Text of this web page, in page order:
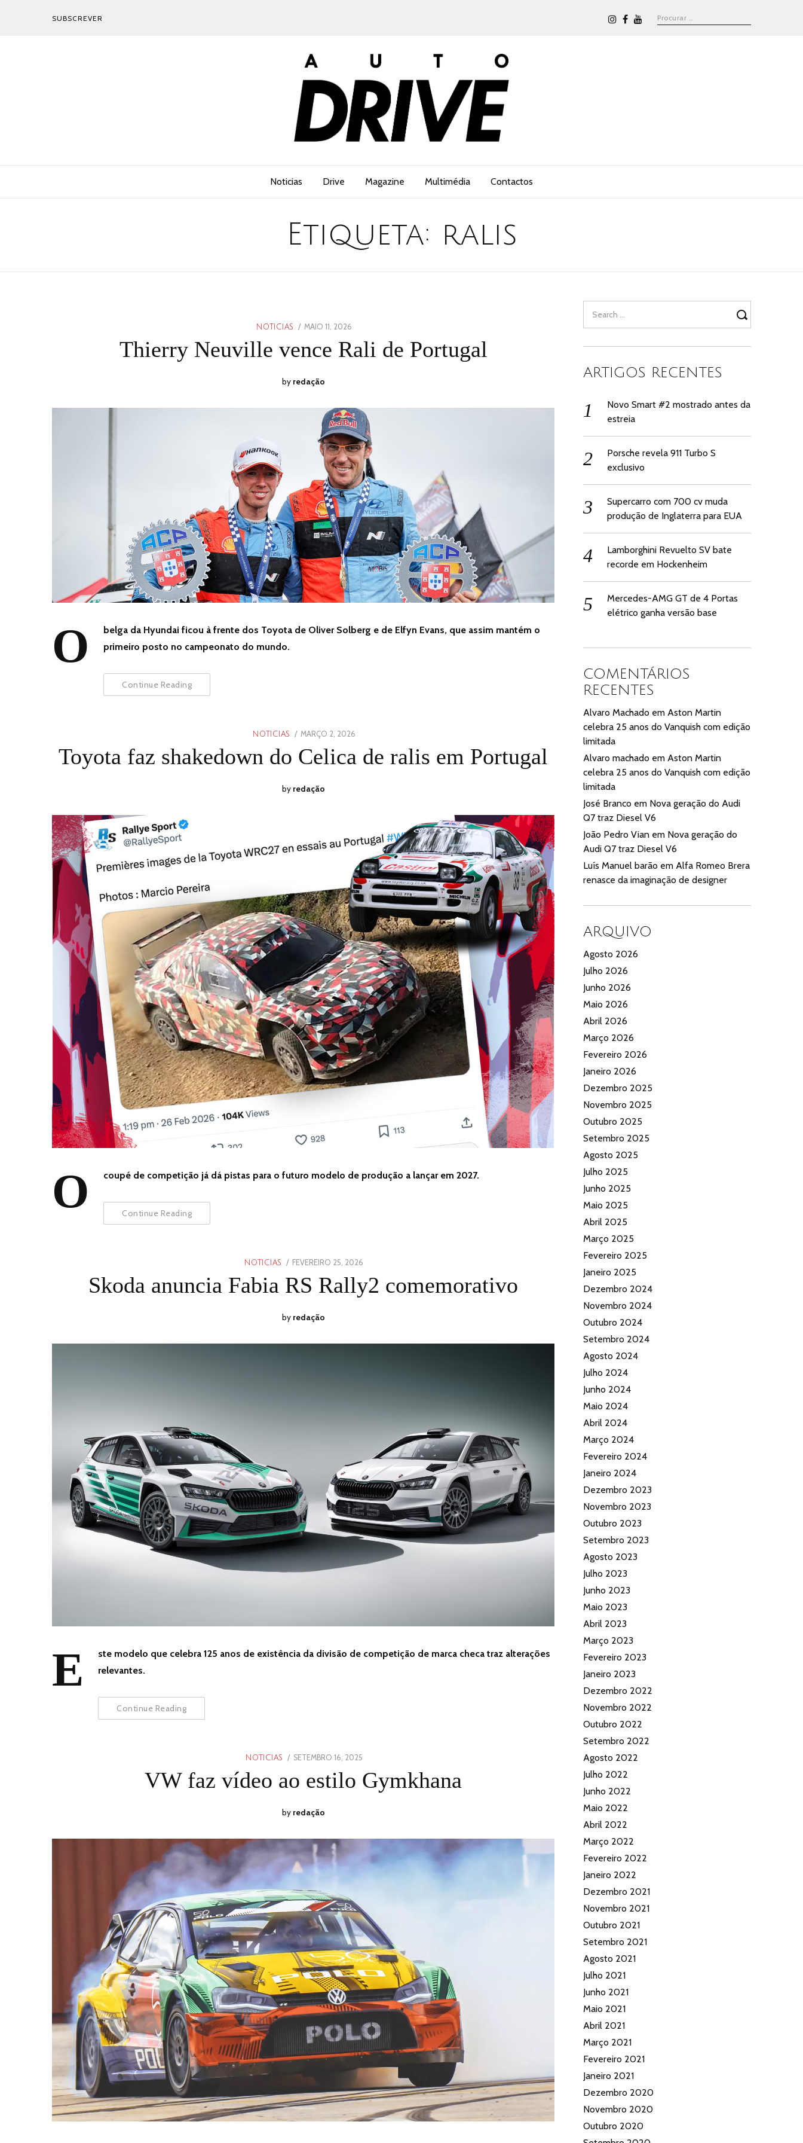
SUBSCREVER
Noticias Drive Magazine Multimédia Contactos
Etiqueta: ralis
NOTICIAS
POSTED
MAIO 11, 2026
2026
Thierry Neuville vence Rali de Portugal
by redação
O
belga da Hyundai ficou à frente dos Toyota de Oliver Solberg e de Elfyn Evans, que assim mantém o
primeiro posto no campeonato do mundo.
Continue Reading
NOTICIAS
POSTED
MARÇO 2, 2026
2026
Toyota faz shakedown do Celica de ralis em Portugal
by redação
O coupé de competição já dá pistas para o futuro modelo de produção a lançar em 2027.
Continue Reading
NOTICIAS
POSTED
ON
FEVEREIRO 25, 2026
25,
2026
Skoda anuncia Fabia RS Rally2 comemorativo
by redação
E
ste modelo que celebra 125 anos de existência da divisão de competição de marca checa traz alterações
relevantes.
Continue Reading
NOTICIAS
POSTED
SETEMBRO 16, 2025
16,
2025
VW faz vídeo ao estilo Gymkhana
by redação
for:
ARTIGOS RECENTES
Novo Smart #2 mostrado antes da
estreia
Porsche revela 911 Turbo S
exclusivo
Supercarro com 700 cv muda
produção de Inglaterra para EUA
Lamborghini Revuelto SV bate
recorde em Hockenheim
Mercedes-AMG GT de 4 Portas
elétrico ganha versão base
COMENTÁRIOS
RECENTES
Alvaro Machado emAston Martin
celebra 25 anos do Vanquish com edição
limitada
Alvaro machado emAston Martin
celebra 25 anos do Vanquish com edição
limitada
José Branco em Nova geração do Audi
Q7 traz Diesel V6
João Pedro Vian em Nova geração do
Audi Q7 traz Diesel V6
Luís Manuel barão emAlfa Romeo Brera
renasce da imaginação de designer
ARQUIVO
Agosto 2026
Julho 2026
Junho 2026
Maio 2026
Abril 2026
Março 2026
Fevereiro 2026
Janeiro 2026
Dezembro 2025
Novembro 2025
Outubro 2025
Setembro 2025
Agosto 2025
Julho 2025
Junho 2025
Maio 2025
Abril 2025
Março 2025
Fevereiro 2025
Janeiro 2025
Dezembro 2024
Novembro 2024
Outubro 2024
Setembro 2024
Agosto 2024
Julho 2024
Junho 2024
Maio 2024
Abril 2024
Março 2024
Fevereiro 2024
Janeiro 2024
Dezembro 2023
Novembro 2023
Outubro 2023
Setembro 2023
Agosto 2023
Julho 2023
Junho 2023
Maio 2023
Abril 2023
Março 2023
Fevereiro 2023
Janeiro 2023
Dezembro 2022
Novembro 2022
Outubro 2022
Setembro 2022
Agosto 2022
Julho 2022
Junho 2022
Maio 2022
Abril 2022
Março 2022
Fevereiro 2022
Janeiro 2022
Dezembro 2021
Novembro 2021
Outubro 2021
Setembro 2021
Agosto 2021
Julho 2021
Junho 2021
Maio 2021
Abril 2021
Março 2021
Fevereiro 2021
Janeiro 2021
Dezembro 2020
Novembro 2020
Outubro 2020